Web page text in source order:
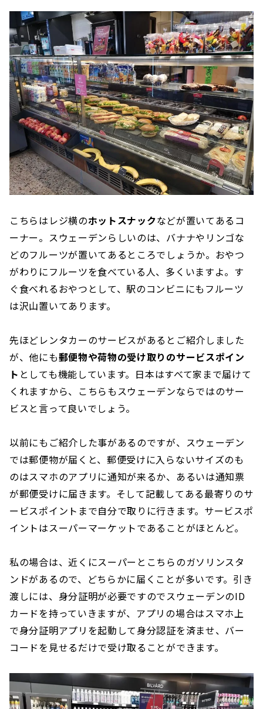
こちらはレジ横のホットスナックなどが置いてあるコ
ーナー。スウェーデンらしいのは、バナナやリンゴな
どのフルーツが置いてあるところでしょうか。おやつ
がわりにフルーツを食べている人、多くいますよ。す
ぐ食べれるおやつとして、駅のコンビニにもフルーツ
は沢山置いてあります。
先ほどレンタカーのサービスがあるとご紹介しました
が、他にも郵便物や荷物の受け取りのサービスポイン
ト としても機能しています。日本はすべて家まで届けて
くれますから、こちらもスウェーデンならではのサー
ビスと言って良いでしょう。
以前にもご紹介した事があるのですが、スウェーデン
では郵便物が届くと、郵便受けに入らないサイズのも
のはスマホのアプリに通知が来るか、あるいは通知票
が郵便受けに届きます。そして記載してある最寄りのサ
ービスポイントまで自分で取りに行きます。サービスポ
イントはスーパーマーケットであることがほとんど。
私の場合は、近くにスーパーとこちらのガソリンスタ
ンドがあるので、どちらかに届くことが多いです。引き
渡しには、身分証明が必要ですのでスウェーデンのID
カードを持っていきますが、アプリの場合はスマホ上
で身分証明アプリを起動して身分認証を済ませ、バー
コードを見せるだけで受け取ることができます。